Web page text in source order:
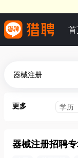
更多 学历
器械注册招聘